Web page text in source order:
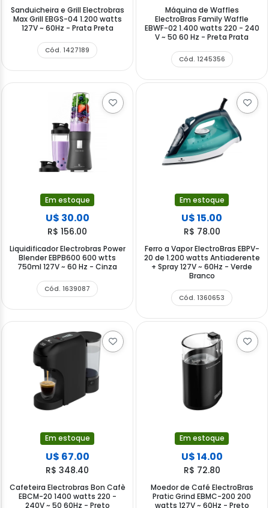
Sanduicheira e Grill Electrobras
Max Grill EBGS-04 1.200 watts
127V ~ 60Hz - Prata Preta
Cód. 1427189
Máquina de Waffles
ElectroBras Family Waffle
EBWF-02 1.400 watts 220 - 240
V ~ 50 60 Hz - Preta Prata
Cód. 1245356
Em estoque
U$ 30.00
R$ 156.00
Liquidificador Electrobras Power
Blender EBPB600 600 wtts
750ml 127V ~ 60 Hz - Cinza
Cód. 1639087
Em estoque
U$ 15.00
R$ 78.00
Ferro a Vapor ElectroBras EBPV-
20 de 1.200 watts Antiaderente
+ Spray 127V ~ 60Hz - Verde
Branco
Cód. 1360653
Em estoque
U$ 67.00
R$ 348.40
Cafeteira Electrobras Bon Cafè
EBCM-20 1400 watts 220 -
240V ~ 50 60Hz - Preto
Em estoque
U$ 14.00
R$ 72.80
Moedor de Café ElectroBras
Pratic Grind EBMC-200 200
watts 127V ~ 60Hz - Preto